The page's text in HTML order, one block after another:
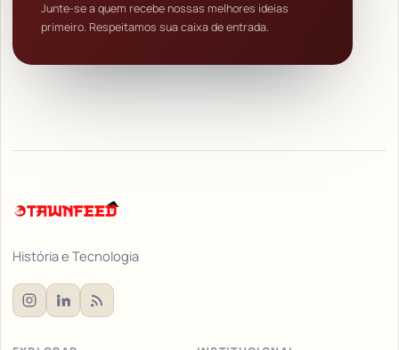
Junte-se a quem recebe nossas melhores ideias
primeiro. Respeitamos sua caixa de entrada.
História e Tecnologia